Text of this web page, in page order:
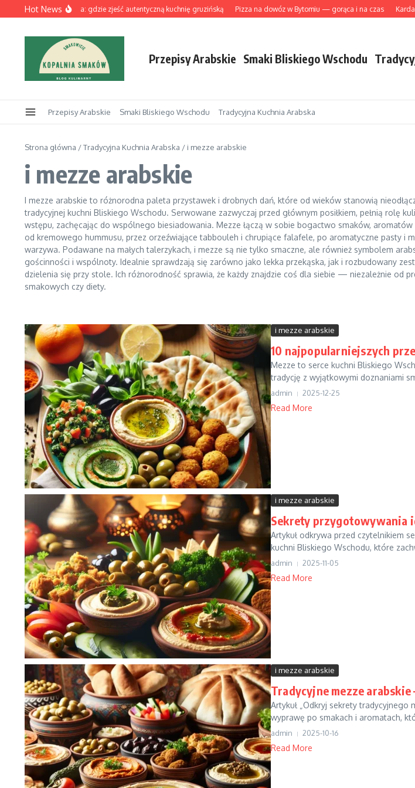
Przejdź do treści
Hot News
Z Łodzi do Kalisza: gdzie zjeść autentyczną kuchnię gruzińską Pizza na dowóz w Bytomiu — gorąca i na czas
Przepisy Arabskie Smaki Bliskiego Wschodu
Przepisy Arabskie Smaki Bliskiego Wschodu Tradycyjna Kuchnia Arabska
Strona główna /Tradycyjna Kuchnia Arabska / i mezze arabskie
i mezze arabskie
I mezze arabskie to różnorodna paleta przystawek i drobnych dań, które od wieków stanowią
tradycyjnej kuchni Bliskiego Wschodu. Serwowane zazwyczaj przed głównym posiłkiem, pełnią rolę
wstępu, zachęcając do wspólnego biesiadowania. Mezze łączą w sobie bogactwo smaków,
od kremowego hummusu, przez orzeźwiające tabbouleh i chrupiące falafele, po aromatyczne pasty i
warzywa. Podawane na małych talerzykach, i mezze są nie tylko smaczne, ale również symbolem
gościnności i wspólnoty. Idealnie sprawdzają się zarówno jako lekka przekąska, jak i rozbudowany
dzielenia się przy stole. Ich różnorodność sprawia, że każdy znajdzie coś dla siebie — niezależnie od
smakowych czy diety.
i mezze arabskie
10 najpopularniejszych
Mezze to serce kuchni Bliskiego
tradycję z wyjątkowymi doznaniami
admin 2025-12-25
Read More
i mezze arabskie
Sekrety przygotowywania
Artykuł odkrywa przed czytelnikiem
kuchni Bliskiego Wschodu, które
admin 2025-11-05
Read More
i mezze arabskie
Tradycyjne mezze
Artykuł „Odkryj sekrety
wyprawę po smakach i aromatach,
admin 2025-10-16
Read More